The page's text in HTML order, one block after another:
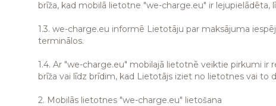
brīža, kad mobilā lietotne "we-charge.eu" ir lejupielādēta,
1.3. we-charge.eu informē Lietotāju par maksājuma
terminālos.
1.4. Ar "we-charge.eu" mobilajā lietotnē veiktie pirkumi
brīža vai līdz brīdim, kad Lietotājs iziet no lietotnes vai to
2. Mobilās lietotnes "we-charge.eu" lietošana